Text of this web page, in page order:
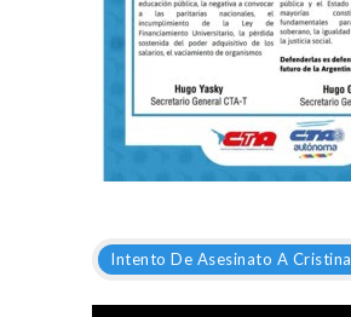
Intento De Asesinato A Cristina